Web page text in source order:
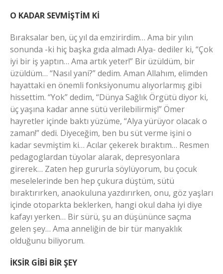
O KADAR SEVMİŞTİM Kİ
Bıraksalar ben, üç yıl da emzirirdim… Ama bir yılın
sonunda -ki hiç başka gıda almadı Alya- dediler ki, “Çok
iyi bir iş yaptın… Ama artık yeter!” Bir üzüldüm, bir
üzüldüm… “Nasıl yani?” dedim. Aman Allahım, elimden
hayattaki en önemli fonksiyonumu alıyorlarmış gibi
hissettim. “Yok” dedim, “Dünya Sağlık Örgütü diyor ki,
üç yaşına kadar anne sütü verilebilirmiş!” Ömer
hayretler içinde baktı yüzüme, “Alya yürüyor olacak o
zaman!” dedi. Diyeceğim, ben bu süt verme işini o
kadar sevmiştim ki… Acılar çekerek bıraktım… Resmen
pedagoglardan tüyolar alarak, depresyonlara
girerek… Zaten hep gururla söylüyorum, bu çocuk
meselelerinde ben hep çukura düştüm, sütü
bıraktırırken, anaokuluna yazdırırken, onu, göz yaşları
içinde otoparkta beklerken, hangi okul daha iyi diye
kafayı yerken… Bir sürü, şu an düşününce saçma
gelen şey… Ama anneliğin de bir tür manyaklık
olduğunu biliyorum.
İKSİR GİBİ BİR ŞEY